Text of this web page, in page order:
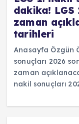
dakika! LGS
zaman
tarihleri
Anasayfa Özgün
sonuçları 2026
zaman
nakil sonuçları